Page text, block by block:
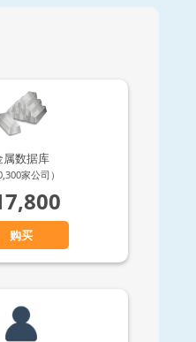
属数据库
家公司）
购买